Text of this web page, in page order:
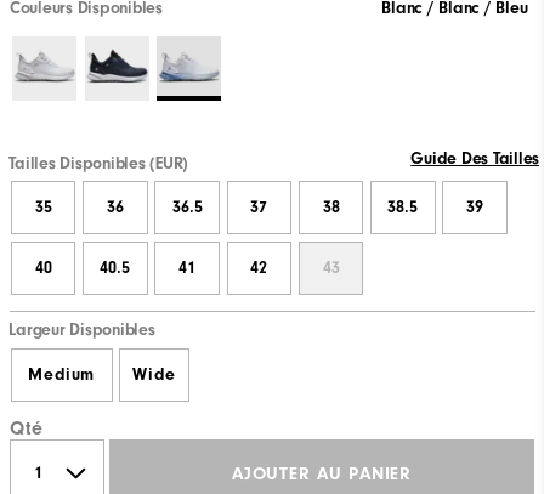
Couleurs Disponibles Blanc / Blanc / Bleu
Tailles Disponibles (EUR) Guide Des Tailles
35 36 36.5 37 38 38.5 39
40 40.5 41 42 43
Largeur Disponibles
Medium Wide
Qté
AJOUTER AU PANIER